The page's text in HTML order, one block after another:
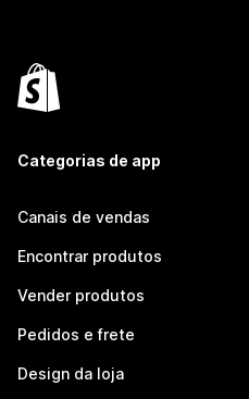
Categorias de app
Canais de vendas
Encontrar produtos
Vender produtos
Pedidos e frete
Design da loja